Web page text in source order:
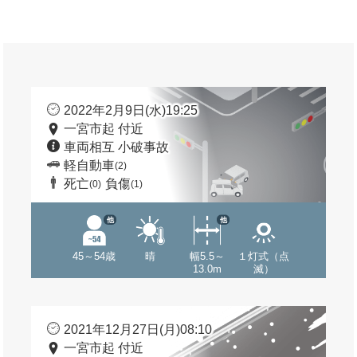
2022年2月9日(水)19:25
一宮市起 付近
車両相互 小破事故
軽自動車(2)
死亡(0) 負傷(1)
45～54歳
他
晴
幅5.5～
13.0m
他
１灯式（点
滅）
2021年12月27日(月)08:10
一宮市起 付近